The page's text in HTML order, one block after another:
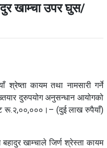
खाम्चा उपर घुस/
श्रेष्ता कायम तथा नामसारी गर्ने
दुरुपयोग अनुसन्धान आयोगको
रू.२,००,०००।– (दुई लाख रुपैयाँ)
खाम्चाले जिर्ण श्रेस्ता कायम